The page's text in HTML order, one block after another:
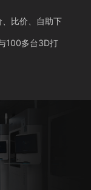
比价、自助下
100多台3D打